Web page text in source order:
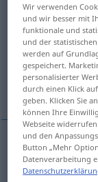
satirisch
Übersicht
(Für mehr Details
satirisk
satirisk
Wir verwenden
und wir besser mit
funktionale und
und der
werden auf
gespeichert.
personalisierter
durch einen Klick
geben. Klicken Sie
können Ihre
Webseite
und den
Button „Mehr
Datenverarbeitung